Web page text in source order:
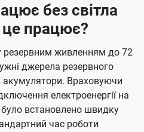
без світла
працює?
живленням до 72
джерела резервного
Враховуючи
електроенергії на
встановлено швидку
час роботи